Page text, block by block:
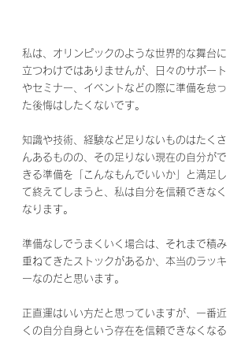
私は、オリンピックのような世界的な舞台に
立つわけではありませんが、日々のサポート
やセミナー、イベントなどの際に準備を怠っ
た後悔はしたくないです。
知識や技術、経験など足りないものはたくさ
んあるものの、その足りない現在の自分がで
きる準備を「こんなもんでいいか」と満足し
て終えてしまうと、私は自分を信頼できなく
なります。
準備なしでうまくいく場合は、それまで積み
重ねてきたストックがあるか、本当のラッキ
ーなのだと思います。
正直運はいい方だと思っていますが、一番近
くの自分自身という存在を信頼できなくなる